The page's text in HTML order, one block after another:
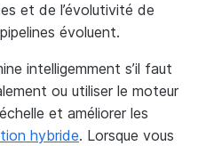
et de l’évolutivité de
évoluent.
intelligemment s’il faut
ou utiliser le moteur
et améliorer les
hybride. Lorsque vous